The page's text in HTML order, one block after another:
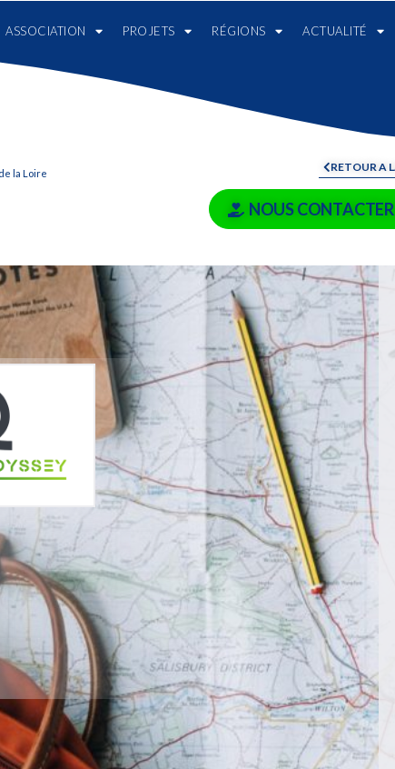
ASSOCIATION PROJETS RÉGIONS ACTUALITÉ
RETOUR A
la Loire
NOUS